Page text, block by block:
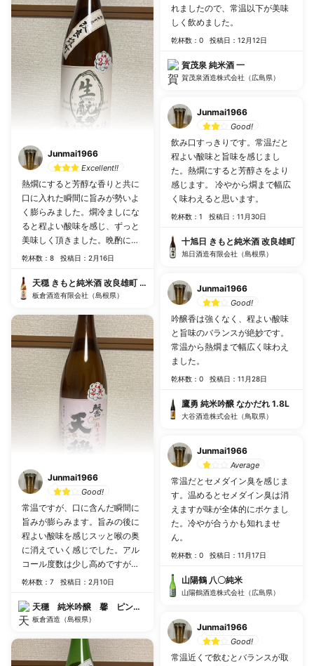
Junmai1966
Excellent!!
熱燗にすると芳醇な香りと共に
口に入れた瞬間に旨みが勢いよ
く膨らみました。燗冷ましにな
ると程よい酸味を感じ、ずっと
美味しく頂きました。晩酌には
もってこいですね。
乾杯数：8 投稿日：2月16日
天穏 きもと純米酒 改良雄町 無濾過火入れ
板倉酒造有限会社（島根県）
Junmai1966
Good!
常温ですが、口に含んだ瞬間に
旨みが膨らみます。旨みの後に
程よい酸味を感じスッと喉の奥
に消えていく感じでした。アル
コール度数は少し高めですが、
食後にちょっとしたつまみと合
こいのお酒と感じました。
乾杯数：7 投稿日：2月10日
天穩 純米吟醸 馨 ピンクラベル 2火
板倉酒造（島根県）
れましたので、常温以下が美味
しく飲めました。
乾杯数：0 投稿日：12月12日
賀茂泉 純米酒 一
賀茂泉酒造株式会社（広島県）
Junmai1966
Good!
飲み口すっきりです。常温だと
程よい酸味と旨味を感じまし
た。熱燗にすると芳醇さをより
感じます。 冷やから燗まで幅広
く味わえると思います。
乾杯数：1 投稿日：11月30日
十旭日 きもと純米酒 改良雄町
旭日酒造有限会社（島根県）
Junmai1966
Good!
吟醸香は強くなく、程よい酸味
と旨味のバランスが絶妙です。
常温から熱燗まで幅広く味わえ
ました。
乾杯数：0 投稿日：11月28日
鷹勇 純米吟醸 なかだれ 1.8L
大谷酒造株式会社（鳥取県）
Junmai1966
Average
常温だとセメダイン臭を感じま
す。温めるとセメダイン臭は消
えますが味が全体的にボケまし
た。冷やが合うかも知れませ
ん。
乾杯数：0 投稿日：11月17日
山陽鶴 八〇純米
山陽鶴酒造株式会社（広島県）
Junmai1966
Good!
常温近くで飲むとバランスが取